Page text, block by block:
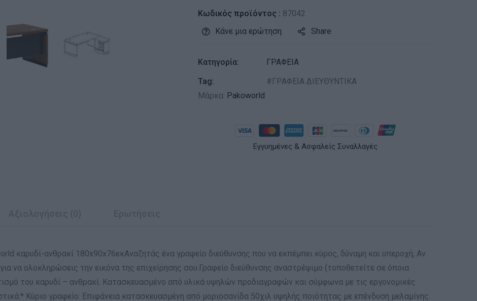
Κωδικός προϊόντος : 87042
Κάνε μια ερώτηση
Share
Κατηγορία:
ΓΡΑΦΕΙΑ
Tag:
ΓΡΑΦΕΙΑ ΔΙΕΥΘΥΝΤΙΚΑ
Μάρκα: Pakoworld
Εγγυημένες & Ασφαλείς Συναλλαγές
καρυδί-ανθρακί 180x90x76εκΑναζητάς ένα γραφείο διεύθυνσης που να εκπέμπει κύρος, δύναμη και υπεροχή; Αν
για να ολοκληρώσεις την εικόνα της επιχείρησης σου.Γραφείο διεύθυνσης αναστρέψιμο (τοποθετείτε σε όποια
του καρυδί – ανθρακί. Κατασκευασμένο από υλικά υψηλών προδιαγραφών και σύμφωνα με τις εργονομικές
Κύριο γραφείο: Επιφάνεια κατασκευασμένη από μοριοσανίδα 50χιλ υψηλής ποιότητας με επένδυση μελαμίνης.